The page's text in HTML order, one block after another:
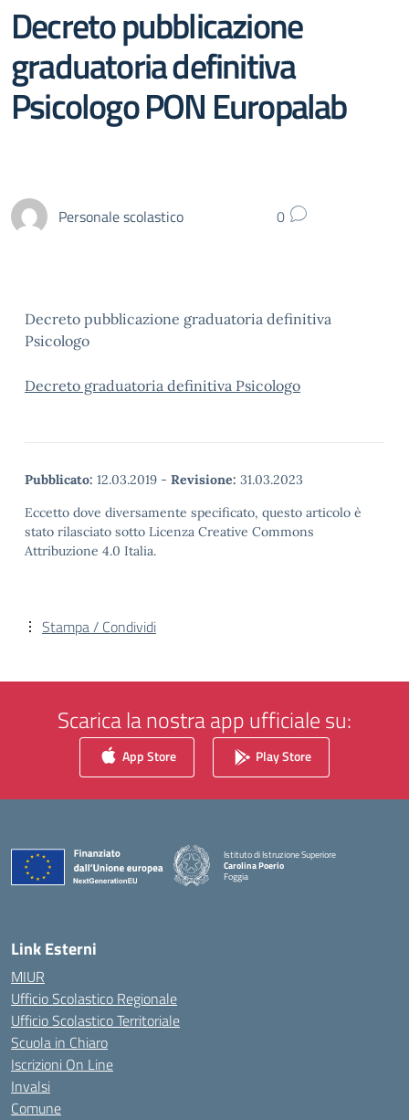
Decreto pubblicazione
graduatoria definitiva
Psicologo PON Europalab
Personale scolastico 0
Decreto pubblicazione graduatoria definitiva
Psicologo
Decreto graduatoria definitiva Psicologo
Pubblicato: 12.03.2019 - Revisione: 31.03.2023
Eccetto dove diversamente specificato, questo articolo è
stato rilasciato sotto Licenza Creative Commons
Attribuzione 4.0 Italia.
Stampa / Condividi
Scarica la nostra app ufficiale su:
App Store Play Store
Istituto di Istruzione Superiore
Carolina Poerio
Foggia
— Visita la pagina iniziale della scuola
Link Esterni
MIUR
Ufficio Scolastico Regionale
Ufficio Scolastico Territoriale
Scuola in Chiaro
Iscrizioni On Line
Invalsi
Comune